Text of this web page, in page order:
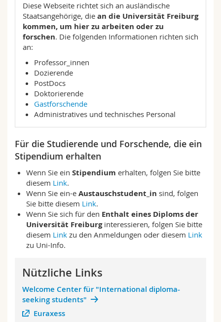
Diese Webseite richtet sich an ausländische
Staatsangehörige, die an die Universität Freiburg
kommen, um hier zu arbeiten oder zu
forschen. Die folgenden Informationen richten sich
an:
Professor_innen
Dozierende
PostDocs
Doktorierende
Gastforschende
Administratives und technisches Personal
Für die Studierende und Forschende, die ein
Stipendium erhalten
Wenn Sie ein Stipendium erhalten, folgen Sie bitte
diesem Link.
Wenn Sie ein-e Austauschstudent_in sind, folgen
Sie bitte diesem Link.
Wenn Sie sich für den Enthalt eines Diploms der
Universität Freiburginteressieren, folgen Sie bitte
diesem Linkzu den Anmeldungen oder diesem Link
zu Uni-Info.
Nützliche Links
Welcome Center für "International diploma-
seeking students"
Euraxess